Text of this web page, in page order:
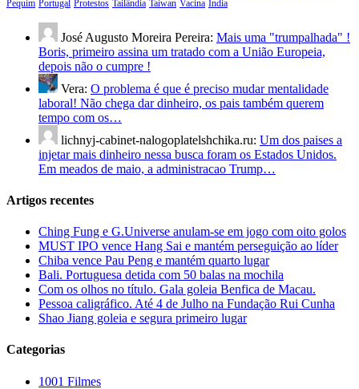
Pequim Portugal Protestos Tailândia Taiwan Vacina Índia
José Augusto Moreira Pereira: Mais uma "trumpalhada" !
Boris, primeiro assina um tratado com a União Europeia,
depois não o cumpre !
Vera: O problema é que é preciso mudar mentalidade
laboral! Não chega dar dinheiro, os pais também querem
tempo com os…
lichnyj-cabinet-nalogoplatelshchika.ru: Um dos paises a
injetar mais dinheiro nessa busca foram os Estados Unidos.
Em meados de maio, a administracao Trump…
Artigos recentes
Ching Fung e G.Universe anulam-se em jogo com oito golos
MUST IPO vence Hang Sai e mantém perseguição ao líder
Chiba vence Pau Peng e mantém quarto lugar
Bali. Portuguesa detida com 50 balas na mochila
Com os olhos no título. Gala goleia Benfica de Macau.
Pessoa caligráfico. Até 4 de Julho na Fundação Rui Cunha
Shao Jiang goleia e segura primeiro lugar
Categorias
1001 Filmes